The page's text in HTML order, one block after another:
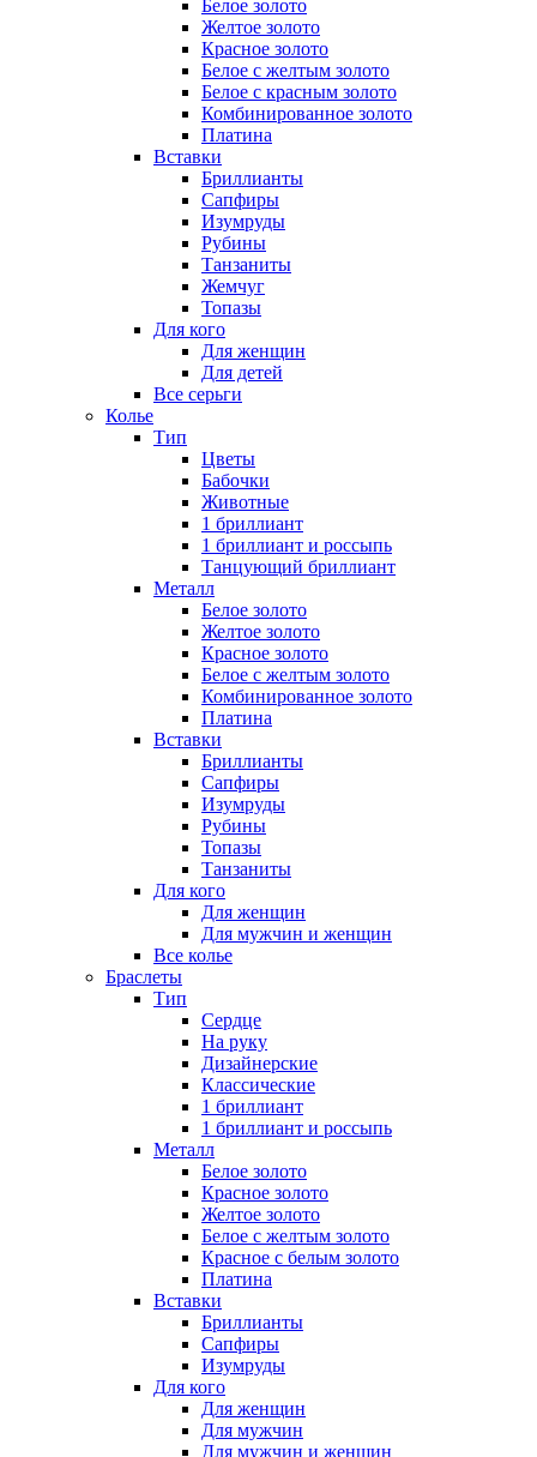
Белое золото
Желтое золото
Красное золото
Белое с желтым золото
Белое с красным золото
Комбинированное золото
Платина
Вставки
Бриллианты
Сапфиры
Изумруды
Рубины
Танзаниты
Жемчуг
Топазы
Для кого
Для женщин
Для детей
Все серьги
Колье
Тип
Цветы
Бабочки
Животные
1 бриллиант
1 бриллиант и россыпь
Танцующий бриллиант
Металл
Белое золото
Желтое золото
Красное золото
Белое с желтым золото
Комбинированное золото
Платина
Вставки
Бриллианты
Сапфиры
Изумруды
Рубины
Топазы
Танзаниты
Для кого
Для женщин
Для мужчин и женщин
Все колье
Браслеты
Тип
Сердце
На руку
Дизайнерские
Классические
1 бриллиант
1 бриллиант и россыпь
Металл
Белое золото
Красное золото
Желтое золото
Белое с желтым золото
Красное с белым золото
Платина
Вставки
Бриллианты
Сапфиры
Изумруды
Для кого
Для женщин
Для мужчин
Для мужчин и женщин